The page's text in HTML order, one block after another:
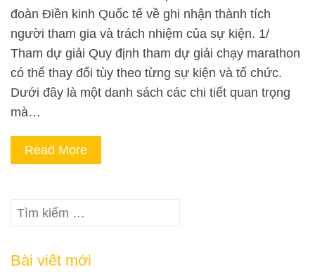
đoàn Điền kinh Quốc tế về ghi nhận thành tích
người tham gia và trách nhiệm của sự kiện. 1/
Tham dự giải Quy định tham dự giải chạy marathon
có thể thay đổi tùy theo từng sự kiện và tổ chức.
Dưới đây là một danh sách các chi tiết quan trọng
mà…
Read More
Tìm
Bài viết mới